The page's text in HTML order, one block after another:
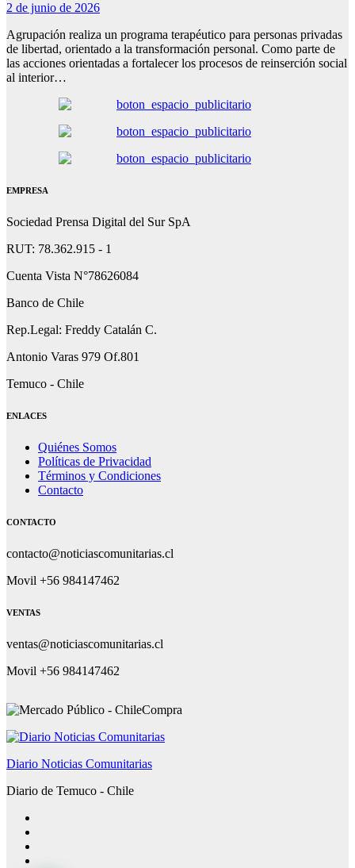
2 de junio de 2026
Agrupación realiza un programa terapéutico para personas privadas
de libertad, orientado a la transformación personal. Como parte de
las acciones orientadas a fortalecer los procesos de reinserción social
al interior…
EMPRESA
Sociedad Prensa Digital del Sur SpA
RUT: 78.362.915 - 1
Cuenta Vista N°78626084
Banco de Chile
Rep.Legal: Freddy Catalán C.
Antonio Varas 979 Of.801
Temuco - Chile
ENLACES
Quiénes Somos
Políticas de Privacidad
Términos y Condiciones
Contacto
CONTACTO
contacto@noticiascomunitarias.cl
Movil +56 984147462
VENTAS
ventas@noticiascomunitarias.cl
Movil +56 984147462
Diario Noticias Comunitarias
Diario de Temuco - Chile